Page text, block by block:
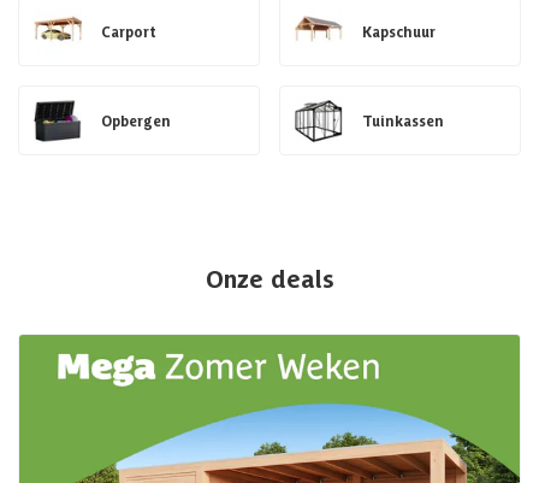
Carport Kapschuur
Opbergen Tuinkassen
Onze deals